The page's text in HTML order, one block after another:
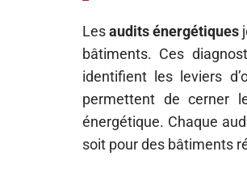
Lesaudits énergétiques
bâtiments. Ces
identifient les leviers
permettent de cerner
énergétique. Chaque
soit pour des bâtiments